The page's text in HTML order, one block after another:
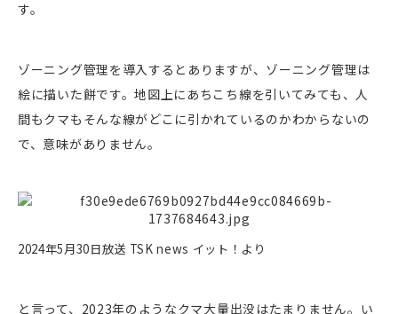
す。
ゾーニング管理を導入するとありますが、ゾーニング管理は
絵に描いた餅です。地図上にあちこち線を引いてみても、人
間もクマもそんな線がどこに引かれているのかわからないの
で、意味がありません。
2024年5月30日放送 TSK news イット！より
と言って、2023年のようなクマ大量出没はたまりません。い